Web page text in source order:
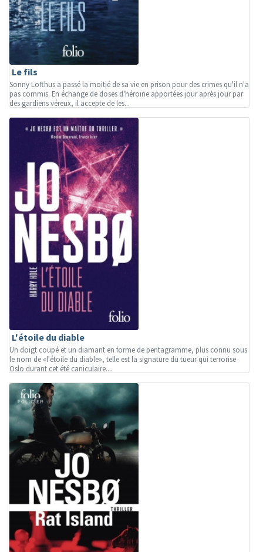
Le fils
Sonny Lofthus a passé la moitié de sa vie en prison pour des crimes qu'il n'a
pas commis. En échange de doses d'héroïne apportées jour après jour par
des gardiens véreux, il accepte de les...
L'étoile du diable
Un doigt coupé et un diamant en forme de pentagramme, plus connu sous
le nom de «l'étoile du diable», telle est la signature du tueur qui terrorise
Oslo durant cet été caniculaire....